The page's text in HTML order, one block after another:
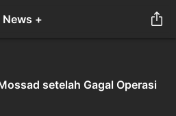
News +
setelah Gagal Operasi